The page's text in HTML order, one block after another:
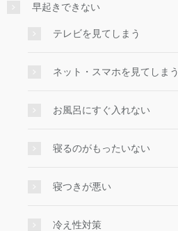
早起きできない
テレビを見てしまう
ネット・スマホを見てしまう
お風呂にすぐ入れない
寝るのがもったいない
寝つきが悪い
冷え性対策